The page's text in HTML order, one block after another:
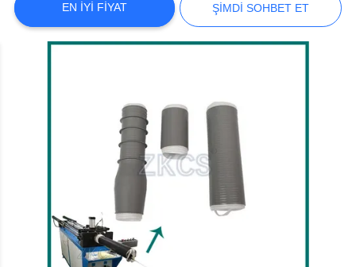
SITE
HARITASI
POLITIKASI
EN IYI FIYAT ŞIMDI SOHBET ET